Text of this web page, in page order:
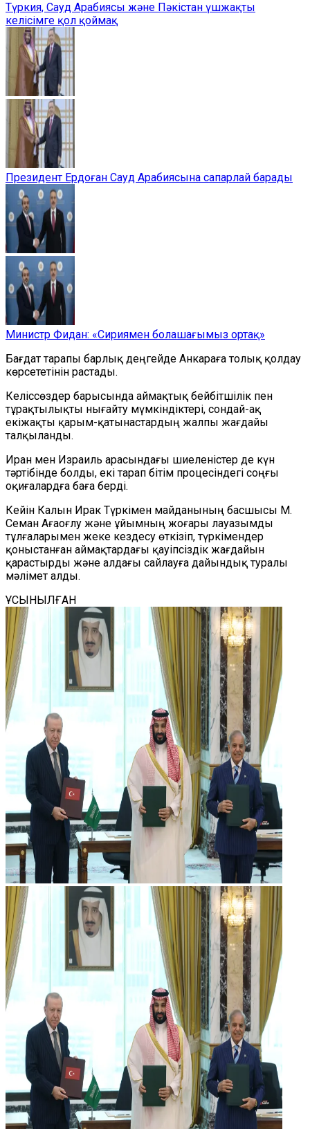
Түркия, Сауд Арабиясы және Пәкістан үшжақты
келісімге қол қоймақ
Президент Ердоған Сауд Арабиясына сапарлай барады
Министр Фидан: «Сириямен болашағымыз ортақ»
Бағдат тарапы барлық деңгейде Анкараға толық қолдау
көрсететінін растады.
Келіссөздер барысында аймақтық бейбітшілік пен
тұрақтылықты нығайту мүмкіндіктері, сондай-ақ
екіжақты қарым-қатынастардың жалпы жағдайы
талқыланды.
Иран мен Израиль арасындағы шиеленістер де күн
тәртібінде болды, екі тарап бітім процесіндегі соңғы
оқиғалардға баға берді.
Кейін Калын Ирак Түркімен майданының басшысы М.
Семан Ағаоғлу және ұйымның жоғары лауазымды
тұлғаларымен жеке кездесу өткізіп, түркімендер
қоныстанған аймақтардағы қауіпсіздік жағдайын
қарастырды және алдағы сайлауға дайындық туралы
мәлімет алды.
ҰСЫНЫЛҒАН